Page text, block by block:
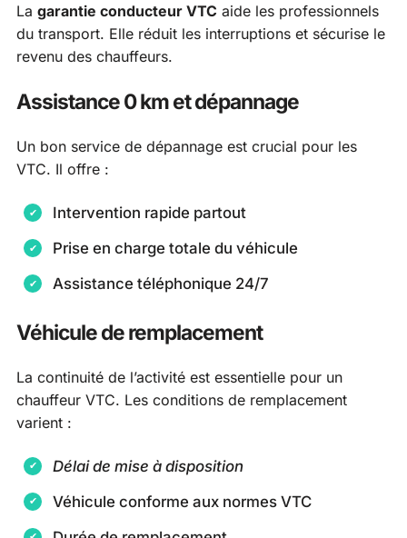
La garantie conducteur VTC aide les professionnels
du transport. Elle réduit les interruptions et sécurise le
revenu des chauffeurs.
Assistance 0 km et dépannage
Un bon service de dépannage est crucial pour les
VTC. Il offre :
Intervention rapide partout
Prise en charge totale du véhicule
Assistance téléphonique 24/7
Véhicule de remplacement
La continuité de l’activité est essentielle pour un
chauffeur VTC. Les conditions de remplacement
varient :
Délai de mise à disposition
Véhicule conforme aux normes VTC